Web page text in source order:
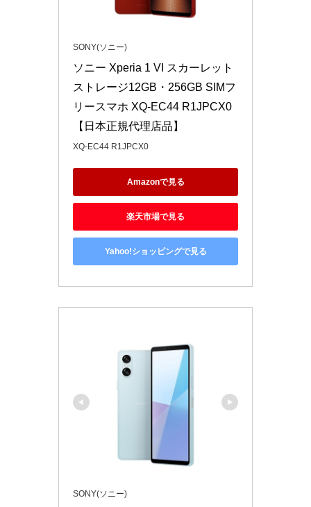
SONY(ソニー)
ソニー Xperia 1 VI スカーレット
ストレージ12GB・256GB SIMフ
リースマホ XQ-EC44 R1JPCX0
【日本正規代理店品】
XQ-EC44 R1JPCX0
Amazonで見る
楽天市場で見る
Yahoo!ショッピングで見る
SONY(ソニー)